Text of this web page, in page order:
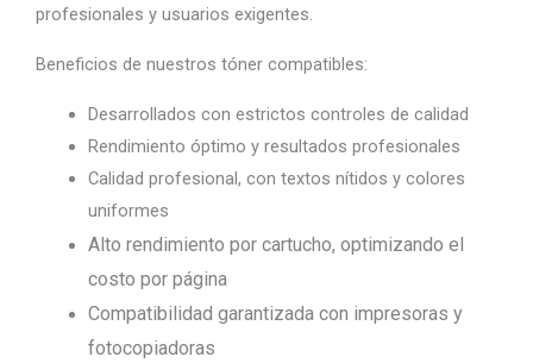
profesionales y usuarios exigentes.
Beneficios de nuestros tóner compatibles:
Desarrollados con estrictos controles de calidad
Rendimiento óptimo y resultados profesionales
Calidad profesional, con textos nítidos y colores
uniformes
Alto rendimiento por cartucho, optimizando el
costo por página
Compatibilidad garantizada con impresoras y
fotocopiadoras